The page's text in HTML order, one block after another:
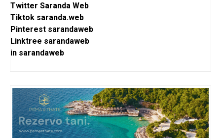
Twitter Saranda Web
Tiktok saranda.web
Pinterest sarandaweb
Linktree sarandaweb
in sarandaweb